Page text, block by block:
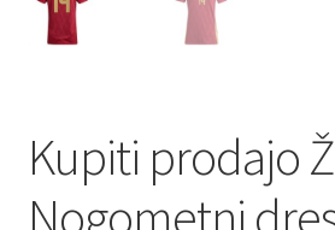
Kupiti prodajo
Nogometni